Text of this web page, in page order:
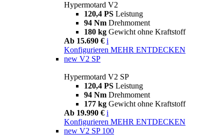
Hypermotard V2
120,4 PS Leistung
94 Nm Drehmoment
180 kg Gewicht ohne Kraftstoff
Ab 15.690 € i
Konfigurieren MEHR ENTDECKEN
new V2 SP
Hypermotard V2 SP
120,4 PS Leistung
94 Nm Drehmoment
177 kg Gewicht ohne Kraftstoff
Ab 19.990 € i
Konfigurieren MEHR ENTDECKEN
new V2 SP 100